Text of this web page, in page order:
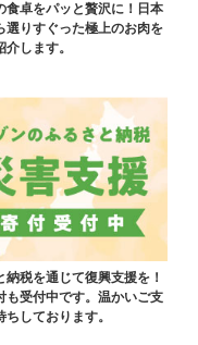
食卓をパッと贅沢に！日本
選りすぐった極上のお肉を
します。
納税を通じて復興支援を！
も受付中です。温かいご支
ちしております。